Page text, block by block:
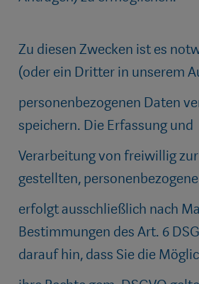
Zu diesen Zwecken ist es
(oder ein Dritter in unserem
personenbezogenen Daten
speichern. Die Erfassung und
Verarbeitung von freiwillig
gestellten,
erfolgt ausschließlich nach
Bestimmungen des Art. 6
darauf hin, dass Sie die